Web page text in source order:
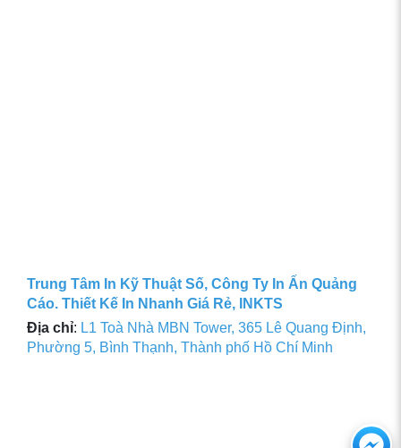
Trung Tâm In Kỹ Thuật Số, Công Ty In Ấn Quảng
Cáo. Thiết Kế In Nhanh Giá Rẻ, INKTS
Địa chỉ: L1 Toà Nhà MBN Tower, 365 Lê Quang Định,
Phường 5, Bình Thạnh, Thành phố Hồ Chí Minh